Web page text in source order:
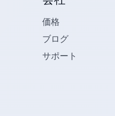
価格
ブログ
サポート